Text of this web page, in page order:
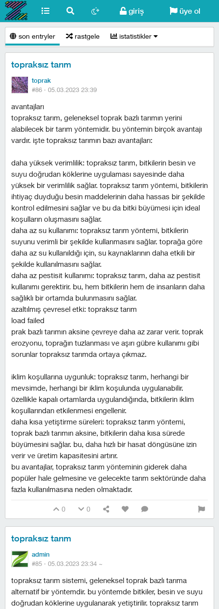
giriş üye ol
son entryler rastgele istatistikler
topraksız tarım
toprak
#86 · 05.03.2023 23:39
avantajları
topraksız tarım, geleneksel toprak bazlı tarımın yerini
alabilecek bir tarım yöntemidir. bu yöntemin birçok avantajı
vardır. i̇şte topraksız tarımın bazı avantajları:
daha yüksek verimlilik: topraksız tarım, bitkilerin besin ve
suyu doğrudan köklerine uygulaması sayesinde daha
yüksek bir verimlilik sağlar. topraksız tarım yöntemi, bitkilerin
ihtiyaç duyduğu besin maddelerinin daha hassas bir şekilde
kontrol edilmesini sağlar ve bu da bitki büyümesi için ideal
koşulların oluşmasını sağlar.
daha az su kullanımı: topraksız tarım yöntemi, bitkilerin
suyunu verimli bir şekilde kullanmasını sağlar. toprağa göre
daha az su kullanıldığı için, su kaynaklarının daha etkili bir
şekilde kullanılmasını sağlar.
daha az pestisit kullanımı: topraksız tarım, daha az pestisit
kullanımı gerektirir. bu, hem bitkilerin hem de insanların daha
sağlıklı bir ortamda bulunmasını sağlar.
azaltılmış çevresel etki: topraksız tarım
load failed
prak bazlı tarımın aksine çevreye daha az zarar verir. toprak
erozyonu, toprağın tuzlanması ve aşırı gübre kullanımı gibi
sorunlar topraksız tarımda ortaya çıkmaz.
i̇klim koşullarına uygunluk: topraksız tarım, herhangi bir
mevsimde, herhangi bir iklim koşulunda uygulanabilir.
özellikle kapalı ortamlarda uygulandığında, bitkilerin iklim
koşullarından etkilenmesi engellenir.
daha kısa yetiştirme süreleri: topraksız tarım yöntemi,
toprak bazlı tarımın aksine, bitkilerin daha kısa sürede
büyümesini sağlar. bu, daha hızlı bir hasat döngüsüne izin
verir ve üretim kapasitesini artırır.
bu avantajlar, topraksız tarım yönteminin giderek daha
popüler hale gelmesine ve gelecekte tarım sektöründe daha
fazla kullanılmasına neden olmaktadır.
0 0
topraksız tarım
admin
#85 · 05.03.2023 23:34 ~
topraksız tarım sistemi, geleneksel toprak bazlı tarıma
alternatif bir yöntemdir. bu yöntemde bitkiler, besin ve suyu
doğrudan köklerine uygulanarak yetiştirilir. topraksız tarım